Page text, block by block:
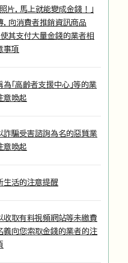
照片，馬上就能變成金錢！」
，向消費者推銷資訊商品
使其支付大量金錢的業者相
事項
為「高齡者支援中心」等的業
意喚起
詐騙受害諮詢為名的惡質業
意喚起
生活的注意提醒
收取有料視頻網站等未繳費
義向您索取金錢的業者的注